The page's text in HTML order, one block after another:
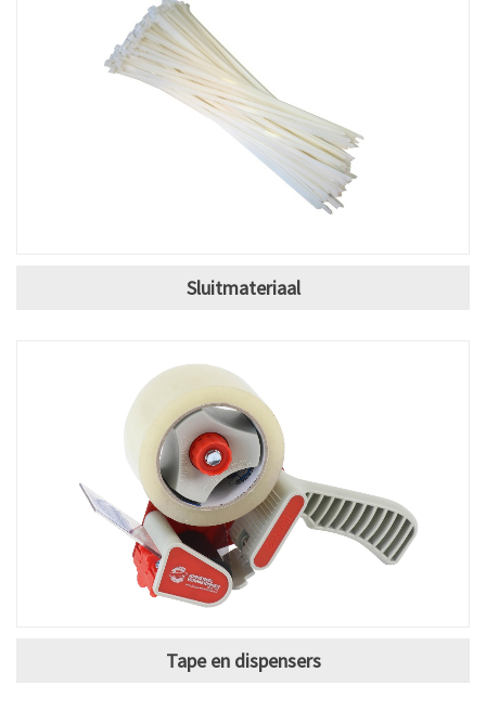
Sluitmateriaal
Tape en dispensers